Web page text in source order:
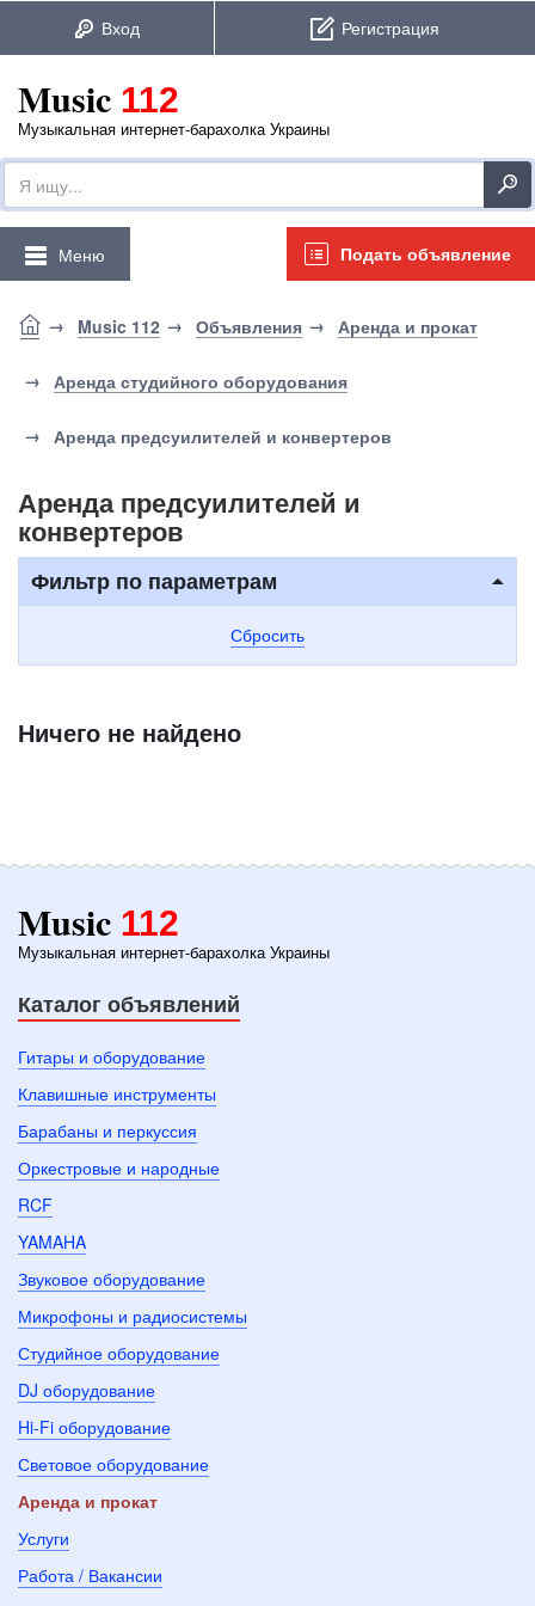
Music 112
Музыкальная интернет-барахолка Украины
Подать объявление
Меню
Music 112 Объявления Аренда и прокат
Аренда студийного оборудования
Аренда предсуилителей и конвертеров
Аренда предсуилителей и
конвертеров
Фильтр по параметрам
Сбросить
Ничего не найдено
Music 112
Музыкальная интернет-барахолка Украины
Каталог объявлений
Гитары и оборудование
Клавишные инструменты
Барабаны и перкуссия
Оркестровые и народные
RCF
YAMAHA
Звуковое оборудование
Микрофоны и радиосистемы
Студийное оборудование
DJ оборудование
Hi-Fi оборудование
Световое оборудование
Аренда и прокат
Услуги
Работа / Вакансии